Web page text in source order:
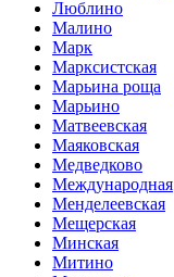
Люблино
Малино
Марк
Марксистская
Марьина роща
Марьино
Матвеевская
Маяковская
Медведково
Международная
Менделеевская
Мещерская
Минская
Митино